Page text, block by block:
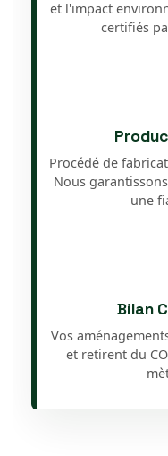
et l'impact
certifiés
Procédé de
Nous
une
Bilan
Vos
et retirent du